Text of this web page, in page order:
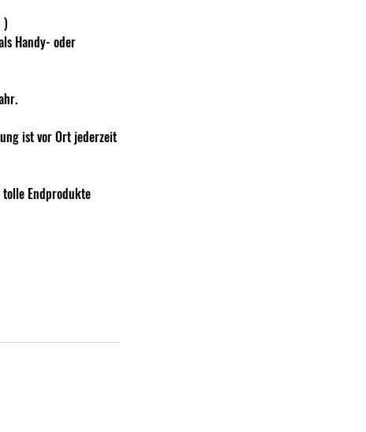
)
Handy- oder
ist vor Ort jederzeit
Endprodukte